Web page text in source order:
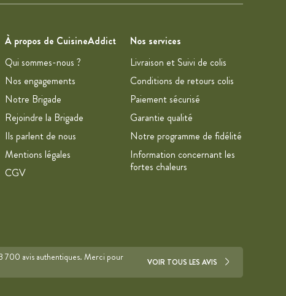
À propos de CuisineAddict
Qui sommes-nous ?
Nos engagements
Notre Brigade
Rejoindre la Brigade
Ils parlent de nous
Mentions légales
CGV
Nos services
Livraison et Suivi de colis
Conditions de retours colis
Paiement sécurisé
Garantie qualité
Notre programme de fidélité
Information concernant les
fortes chaleurs
700 avis authentiques. Merci pour
VOIR TOUS LES AVIS